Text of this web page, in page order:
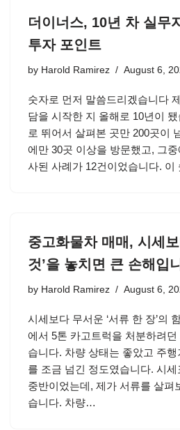
더이너스, 10년 차 실무
투자 포인트
by Harold Ramirez August 6,
숫자로 먼저 말씀드리겠습니다
담을 시작한 지 올해로 10년이
로 뛰어서 살펴본 곳만 200곳이
에만 30곳 이상을 방문했고, 그
사된 사례가 12건이었습니다.
중고화물차 매매, 시세보
것’을 놓치면 큰 손해입
by Harold Ramirez August 6,
시세보다 무서운 ‘서류 한 장’의
에서 5톤 카고트럭을 처분하려
습니다. 차량 상태는 좋았고 주
를 조금 넘긴 정도였습니다. 시
중반이었는데, 제가 서류를 살펴
습니다. 차량…